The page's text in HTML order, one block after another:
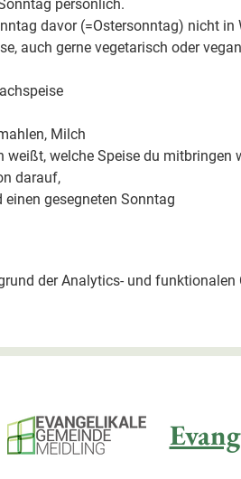
persönlich.
davor (=Ostersonntag) nicht
auch gerne vegetarisch oder vegan
Milch
weißt, welche Speise du mitbringen
darauf,
einen gesegneten Sonntag
der Analytics- und funktionalen